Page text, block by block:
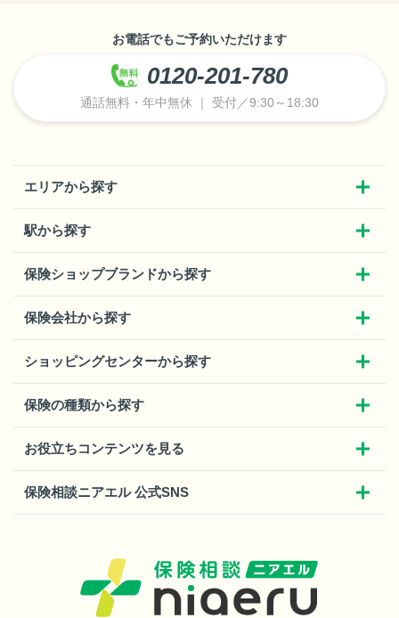
お電話でもご予約いただけます
0120-201-780
通話無料・年中無休 ｜ 受付／9:30～18:30
エリアから探す
駅から探す
保険ショップブランドから探す
保険会社から探す
ショッピングセンターから探す
保険の種類から探す
お役立ちコンテンツを見る
保険相談ニアエル 公式SNS